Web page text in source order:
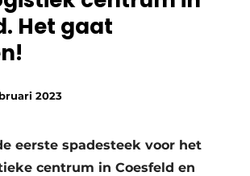
Het gaat
2023
eerste spadesteek voor het
centrum in Coesfeld en